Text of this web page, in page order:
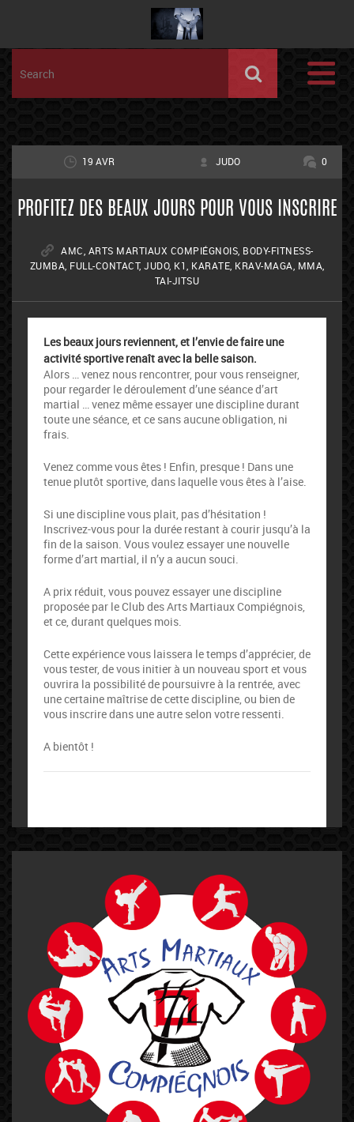
19 AVR JUDO 0
PROFITEZ DES BEAUX JOURS POUR VOUS INSCRIRE
AMC ARTS MARTIAUX COMPIÉGNOIS BODY-FITNESS-
ZUMBA FULL-CONTACT, JUDO, K1 KARATE KRAV-MAGA MMA
TAI-JITSU
Les beaux jours reviennent, et l’envie de faire une
activité sportive renaît avec la belle saison.
Alors … venez nous rencontrer, pour vous renseigner,
pour regarder le déroulement d’une séance d’art
martial … venez même essayer une discipline durant
toute une séance, et ce sans aucune obligation, ni
frais.
Venez comme vous êtes ! Enfin, presque ! Dans une
tenue plutôt sportive, dans laquelle vous êtes à l’aise.
Si une discipline vous plait, pas d’hésitation !
Inscrivez-vous pour la durée restant à courir jusqu’à la
fin de la saison. Vous voulez essayer une nouvelle
forme d’art martial, il n’y a aucun souci.
A prix réduit, vous pouvez essayer une discipline
proposée par le Club des Arts Martiaux Compiégnois,
et ce, durant quelques mois.
Cette expérience vous laissera le temps d’apprécier, de
vous tester, de vous initier à un nouveau sport et vous
ouvrira la possibilité de poursuivre à la rentrée, avec
une certaine maîtrise de cette discipline, ou bien de
vous inscrire dans une autre selon votre ressenti.
A bientôt !